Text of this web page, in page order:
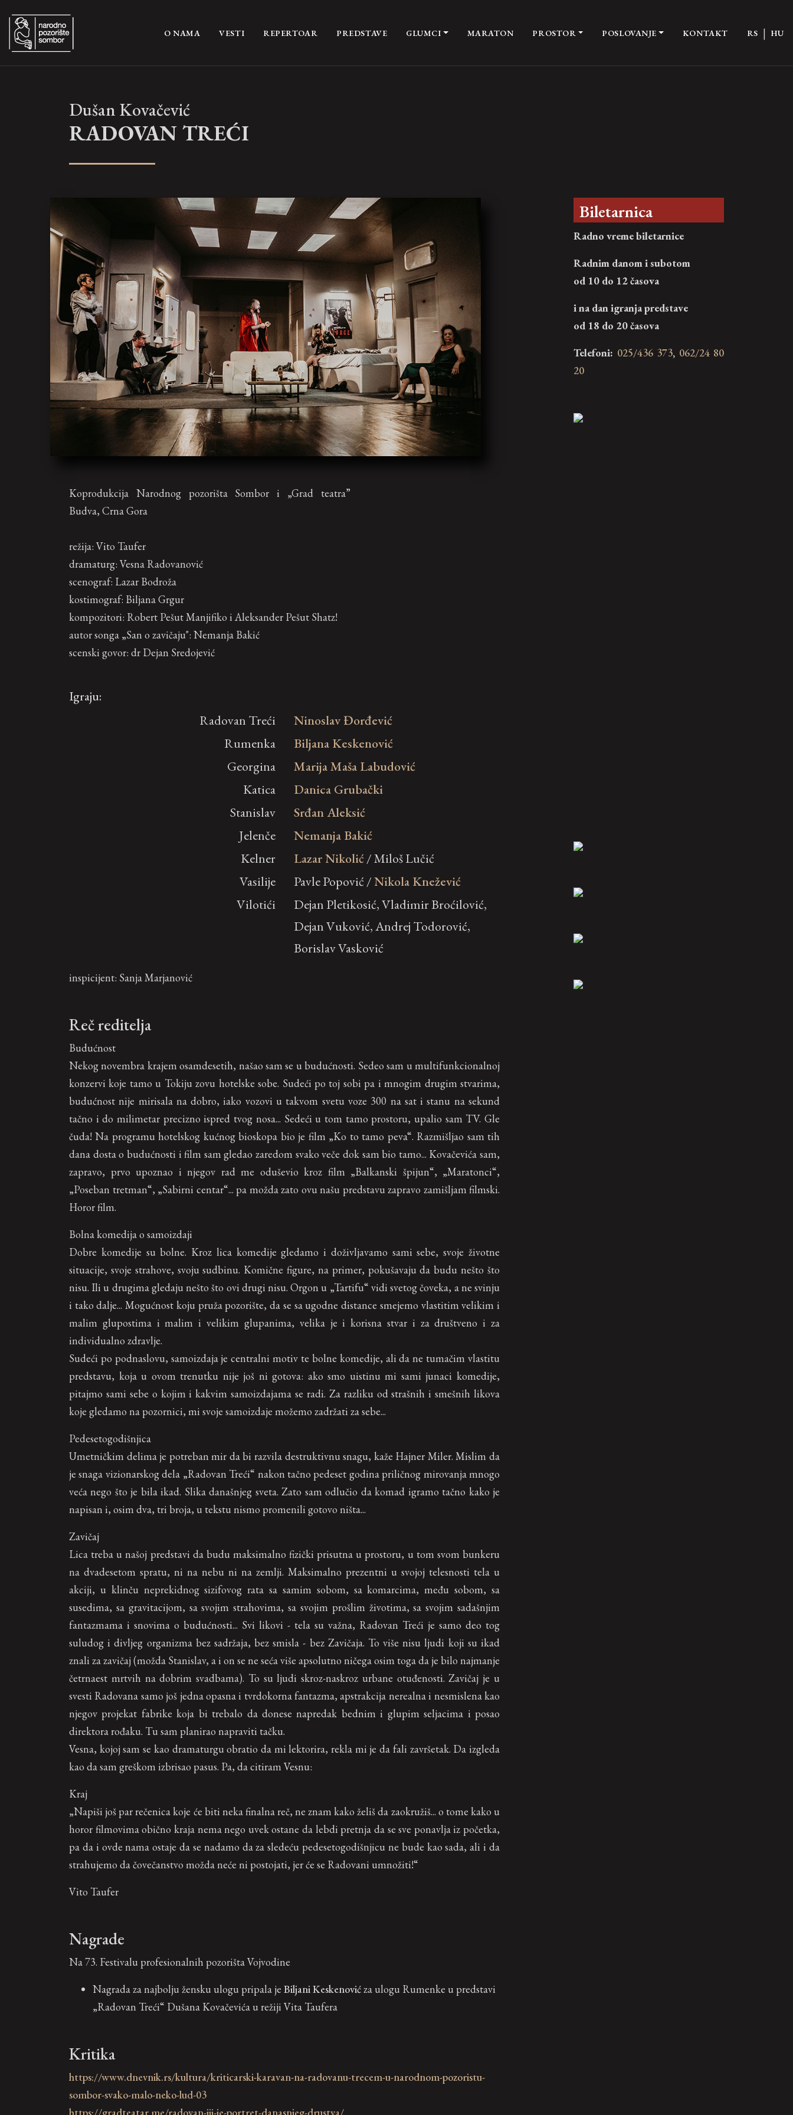
O NAMA (CURRENT)
VESTI REPERTOAR PREDSTAVE GLUMCI MARATON PROSTOR POSLOVANJE KONTAKT RS | HU
Dušan Kovačević
RADOVAN TREĆI
Koprodukcija Narodnog pozorišta Sombor i „Grad teatra”
Budva, Crna Gora
režija: Vito Taufer
dramaturg: Vesna Radovanović
scenograf: Lazar Bodroža
kostimograf: Biljana Grgur
kompozitori: Robert Pešut Manjifiko i Aleksander Pešut Shatz!
autor songa „San o zavičaju": Nemanja Bakić
scenski govor: dr Dejan Sredojević
Igraju:
Radovan Treći
Ninoslav Đorđević
Rumenka
Biljana Keskenović
Georgina
Marija Maša Labudović
Katica
Danica Grubački
Stanislav
Srđan Aleksić
Jelenče
Nemanja Bakić
Kelner
Lazar Nikolić/ Miloš Lučić
Vasilije
Pavle Popović /Nikola Knežević
Vilotići
Dejan Pletikosić, Vladimir Broćilović,
Dejan Vuković, Andrej Todorović,
Borislav Vasković
inspicijent: Sanja Marjanović
Reč reditelja
Budućnost
Nekog novembra krajem osamdesetih, našao sam se u budućnosti. Sedeo sam u multifunkcionalnoj
konzervi koje tamo u Tokiju zovu hotelske sobe. Sudeći po toj sobi pa i mnogim drugim stvarima,
budućnost nije mirisala na dobro, iako vozovi u takvom svetu voze 300 na sat i stanu na sekund
tačno i do milimetar precizno ispred tvog nosa... Sedeći u tom tamo prostoru, upalio sam TV. Gle
čuda! Na programu hotelskog kućnog bioskopa bio je film „Ko to tamo peva“. Razmišljao sam tih
dana dosta o budućnosti i film sam gledao zaredom svako veče dok sam bio tamo... Kovačevića sam,
zapravo, prvo upoznao i njegov rad me oduševio kroz film „Balkanski špijun“, „Maratonci“,
„Poseban tretman“, „Sabirni centar“... pa možda zato ovu našu predstavu zapravo zamišljam filmski.
Horor film.
Bolna komedija o samoizdaji
Dobre komedije su bolne. Kroz lica komedije gledamo i doživljavamo sami sebe, svoje životne
situacije, svoje strahove, svoju sudbinu. Komične figure, na primer, pokušavaju da budu nešto što
nisu. Ili u drugima gledaju nešto što ovi drugi nisu. Orgon u „Tartifu“ vidi svetog čoveka, a ne svinju
i tako dalje... Mogućnost koju pruža pozorište, da se sa ugodne distance smejemo vlastitim velikim i
malim glupostima i malim i velikim glupanima, velika je i korisna stvar i za društveno i za
individualno zdravlje.
Sudeći po podnaslovu, samoizdaja je centralni motiv te bolne komedije, ali da ne tumačim vlastitu
predstavu, koja u ovom trenutku nije još ni gotova: ako smo uistinu mi sami junaci komedije,
pitajmo sami sebe o kojim i kakvim samoizdajama se radi. Za razliku od strašnih i smešnih likova
koje gledamo na pozornici, mi svoje samoizdaje možemo zadržati za sebe...
Pedesetogodišnjica
Umetničkim delima je potreban mir da bi razvila destruktivnu snagu, kaže Hajner Miler. Mislim da
je snaga vizionarskog dela „Radovan Treći“ nakon tačno pedeset godina priličnog mirovanja mnogo
veća nego što je bila ikad. Slika današnjeg sveta. Zato sam odlučio da komad igramo tačno kako je
napisan i, osim dva, tri broja, u tekstu nismo promenili gotovo ništa...
Zavičaj
Lica treba u našoj predstavi da budu maksimalno fizički prisutna u prostoru, u tom svom bunkeru
na dvadesetom spratu, ni na nebu ni na zemlji. Maksimalno prezentni u svojoj telesnosti tela u
akciji, u klinču neprekidnog sizifovog rata sa samim sobom, sa komarcima, među sobom, sa
susedima, sa gravitacijom, sa svojim strahovima, sa svojim prošlim životima, sa svojim sadašnjim
fantazmama i snovima o budućnosti... Svi likovi - tela su važna, Radovan Treći je samo deo tog
suludog i divljeg organizma bez sadržaja, bez smisla - bez Zavičaja. To više nisu ljudi koji su ikad
znali za zavičaj (možda Stanislav, a i on se ne seća više apsolutno ničega osim toga da je bilo najmanje
četrnaest mrtvih na dobrim svadbama). To su ljudi skroz-naskroz urbane otuđenosti. Zavičaj je u
svesti Radovana samo još jedna opasna i tvrdokorna fantazma, apstrakcija nerealna i nesmislena kao
njegov projekat fabrike koja bi trebalo da donese napredak bednim i glupim seljacima i posao
direktora rođaku. Tu sam planirao napraviti tačku.
Vesna, kojoj sam se kao dramaturgu obratio da mi lektorira, rekla mi je da fali završetak. Da izgleda
kao da sam greškom izbrisao pasus. Pa, da citiram Vesnu:
Kraj
„Napiši još par rečenica koje će biti neka finalna reč, ne znam kako želiš da zaokružiš... o tome kako u
horor filmovima obično kraja nema nego uvek ostane da lebdi pretnja da se sve ponavlja iz početka,
pa da i ovde nama ostaje da se nadamo da za sledeću pedesetogodišnjicu ne bude kao sada, ali i da
strahujemo da čovečanstvo možda neće ni postojati, jer će se Radovani umnožiti!“
Vito Taufer
Nagrade
Na 73. Festivalu profesionalnih pozorišta Vojvodine
Nagrada za najbolju žensku ulogu pripala je Biljani Keskenovićza ulogu Rumenke u predstavi
„Radovan Treći“ Dušana Kovačevića u režiji Vita Taufera
Kritika
https://www.dnevnik.rs/kultura/kriticarski-karavan-na-radovanu-trecem-u-narodnom-pozoristu-
sombor-svako-malo-neko-lud-03
Biletarnica
Radno vreme biletarnice
Radnim danom i subotom
od 10 do 12 časova
i na dan igranja predstave
od 18 do 20 časova
Telefoni: 025/436 373, 062/24 80
20